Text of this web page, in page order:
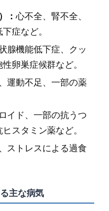
：心不全、腎不全、
症など。
腺機能低下症、クッ
卵巣症候群など。
運動不足、一部の薬
イド、一部の抗うつ
スタミン薬など。
ストレスによる過食
主な病気